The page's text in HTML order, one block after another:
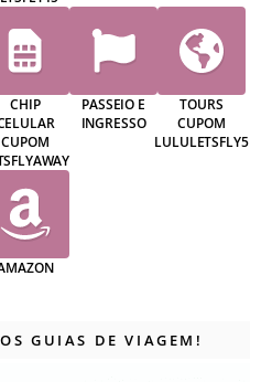
CHIP
CUPOM
PASSEIO E
INGRESSO
TOURS
CUPOM
LULULETSFLY5
GUIAS DE VIAGEM!